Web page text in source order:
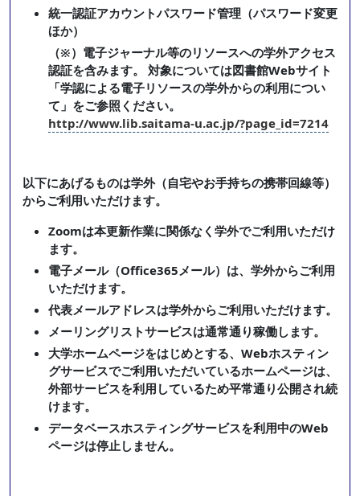
統一認証アカウントパスワード管理（パスワード変更
ほか）
（※）電子ジャーナル等のリソースへの学外アクセス
認証を含みます。 対象については図書館Webサイト
「学認による電子リソースの学外からの利用につい
て」をご参照ください。
http://www.lib.saitama-u.ac.jp/?page_id=7214
以下にあげるものは学外（自宅やお手持ちの携帯回線等）
からご利用いただけます。
Zoomは本更新作業に関係なく学外でご利用いただけ
ます。
電子メール（Office365メール）は、学外からご利用
いただけます。
代表メールアドレスは学外からご利用いただけます。
メーリングリストサービスは通常通り稼働します。
大学ホームページをはじめとする、Webホスティン
グサービスでご利用いただいているホームページは、
外部サービスを利用しているため平常通り公開され続
けます。
データベースホスティングサービスを利用中のWeb
ページは停止しません。